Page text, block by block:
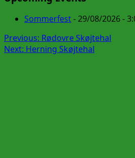
Sommerfest- 29/08/2026 -
Post
navigation
Previous: Rødovre Skøjtehal
Next: Herning Skøjtehal